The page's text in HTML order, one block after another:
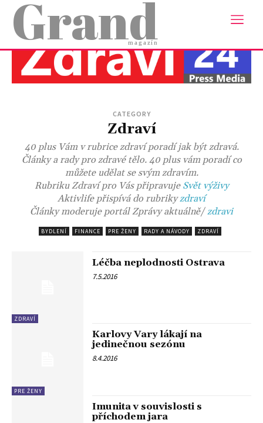
Grand
magazín
- Advertisement -
CATEGORY
Zdraví
40 plus Vám v rubrice zdraví poradí jak být zdravá.
Články a rady pro zdravé tělo. 40 plus vám poradí co
můžete udělat se svým zdravím.
Rubriku Zdraví pro Vás připravuje Svět výživy
Aktivlife přispívá do rubrikyzdraví
Články moderuje portál Zprávy aktuálně/zdravi
BYDLENÍ FINANCE PRE ŽENY RADY A NÁVODY ZDRAVÍ
ZDRAVÍ
Léčba neplodnosti Ostrava
7.5.2016
PRE ŽENY
Karlovy Vary lákají na
jedinečnou sezónu
8.4.2016
Imunita v souvislosti s
příchodem jara